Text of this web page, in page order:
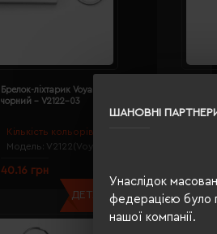
ШАНОВНІ
Унаслідок
федерацією було
нашої компанії.
Кількість кольорів:
Модель: V2122(Voyager)
Брелок-ліхтарик Voyager LED Jesse
чорний - V2122-03
40.16 грн
ДЕТАЛЬНІШЕ...